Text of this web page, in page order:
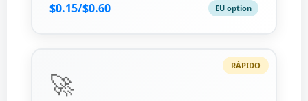
$0.15/$0.60 EU option
RÁPIDO
🚀